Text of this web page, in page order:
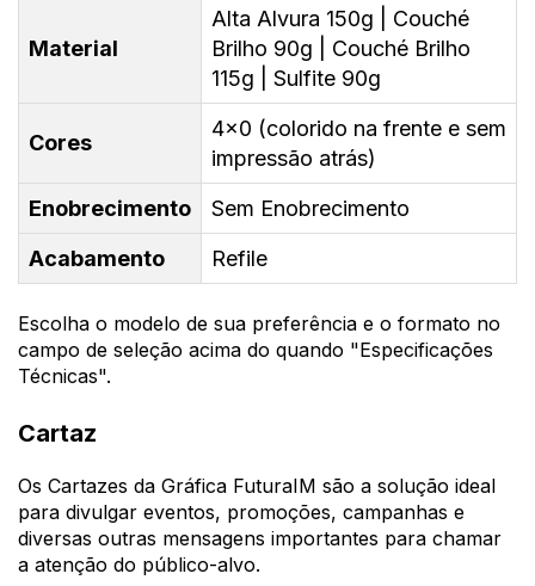
Material
Alta Alvura 150g | Couché
Brilho 90g | Couché Brilho
115g | Sulfite 90g
Cores
4x0 (colorido na frente e sem
impressão atrás)
Enobrecimento
Sem Enobrecimento
Acabamento
Refile
Escolha o modelo de sua preferência e o formato no
campo de seleção acima do quando "Especificações
Técnicas".
Cartaz
Os Cartazes da Gráfica FuturaIM são a solução ideal
para divulgar eventos, promoções, campanhas e
diversas outras mensagens importantes para chamar
a atenção do público-alvo.